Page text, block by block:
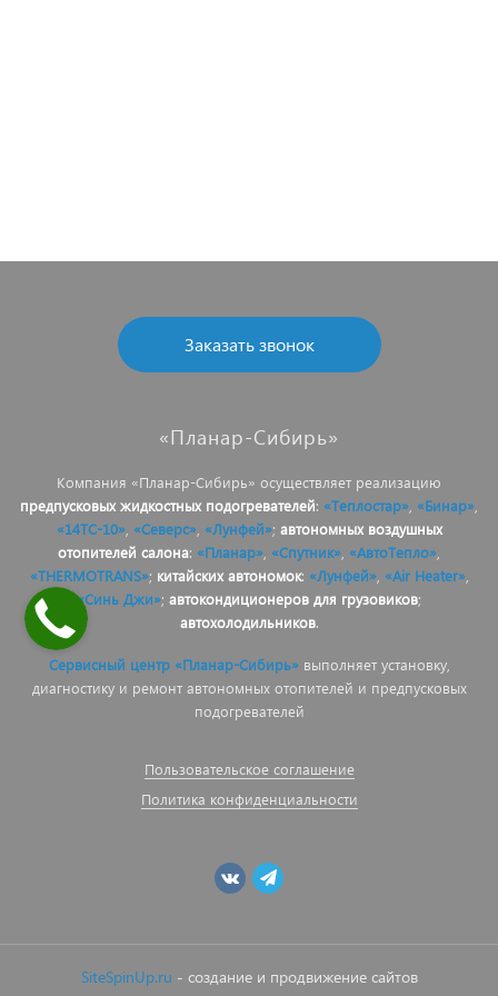
Заказать звонок
«Планар-Сибирь»
Компания «Планар-Сибирь» осуществляет реализацию
предпусковых жидкостных подогревателей: «Теплостар» «Бинар»
«14ТС-10», «Северс», «Лунфей»; автономных воздушных
отопителей салона: «Планар» «Спутник» «АвтоТепло»
«THERMOTRANS»; китайских автономок: «Лунфей», «Air Heater»,
«Синь Джи»; автокондиционеров для грузовиков;
автохолодильников.
Сервисный центр «Планар-Сибирь»выполняет установку,
диагностику и ремонт автономных отопителей и предпусковых
подогревателей
Пользовательское соглашение
Политика конфиденциальности
SiteSpinUp.ru - создание и продвижение сайтов